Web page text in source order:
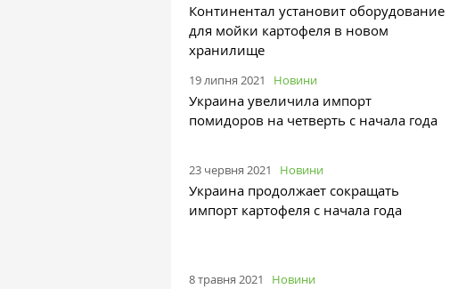
Континентал установит оборудование
для мойки картофеля в новом
хранилище
19 липня 2021 Новини
Украина увеличила импорт
помидоров на четверть с начала года
23 червня 2021 Новини
Украина продолжает сокращать
импорт картофеля с начала года
8 травня 2021 Новини